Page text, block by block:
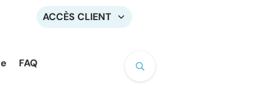
ACCÈS CLIENT
FAQ